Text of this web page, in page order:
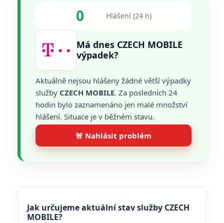
0 Hlášení (24 h)
Má dnes CZECH MOBILE
výpadek?
Aktuálně nejsou hlášeny žádné větší výpadky
služby CZECH MOBILE. Za posledních 24
hodin bylo zaznamenáno jen malé množství
hlášení. Situace je v běžném stavu.
🚨 Nahlásit problém
Jak určujeme aktuální stav služby CZECH
MOBILE?